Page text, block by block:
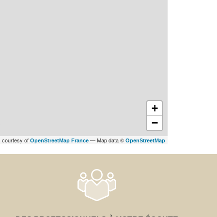
+
−
of OpenStreetMap France — Map data © OpenStreetMap